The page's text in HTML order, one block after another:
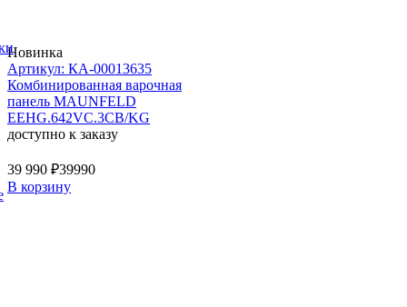
Новинка
Артикул: КА-00013635
Комбинированная варочная
панель MAUNFELD
EEHG.642VC.3CB/KG
доступно к заказу
39 990 ₽39990
В корзину